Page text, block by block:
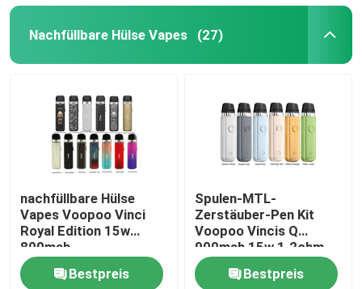
Kasten-Umb.-Ausrüstungen
Hülsen-System-Starter-Ausrüstungen
Leere Ejuice-Flasche
Elektronische Zigaretten-Zusätze
Vape-Silikon-Ring
Vape-Zerstäuber-Behälter
Nachfüllbare Hülse Vapes (27)
nachfüllbare Hülse
Vapes Voopoo Vinci
Royal Edition 15w
800mah
Bestpreis
Spulen-MTL-
Zerstäuber-Pen Kit
Voopoo Vincis Q
900mah 15w 1.2ohm
Zigaretten-Starter-
Ausrüstungen Hülsen-E
Bestpreis